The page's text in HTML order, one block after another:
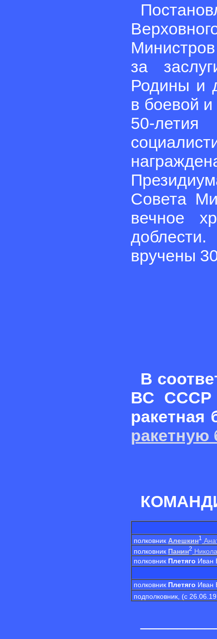
за
Родины и
в боевой и
50-
Совета
вечное
вручены
В
ВС СССР
ракетная
ракетную
полковник Алешкин1
полковник Панин2
полковник Плетяго Иван
полковник Плетяго Иван
подполковник, (с